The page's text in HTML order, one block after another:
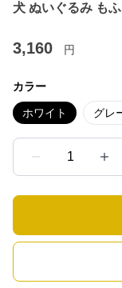
犬 ぬいぐるみ も
3,160 円
カラー
ホワイト グレ
1